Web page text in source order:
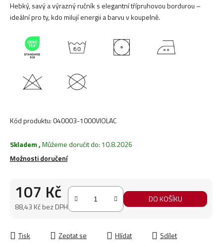
Hebký, savý a výrazný ručník s elegantní třípruhovou bordurou –
ideální pro ty, kdo milují energii a barvu v koupelně.
Kód produktu:040003-1000VIOLAC
Skladem,Můžeme doručit do: 10.8.2026
Možnosti doručení
107 Kč
88,43 Kč bez DPH
DO KOŠÍKU
Tisk Zeptat se Hlídat Sdílet